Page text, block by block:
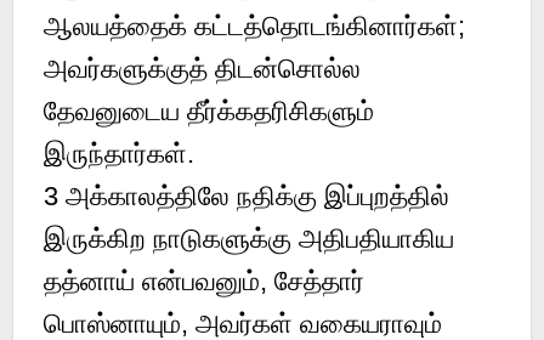
ஆலயத்தைக் கட்டத்தொடங்கினார்கள்;
அவர்களுக்குத் திடன்சொல்ல
தேவனுடைய தீர்க்கதரிசிகளும்
இருந்தார்கள்.
3 அக்காலத்திலே நதிக்கு இப்புறத்தில்
இருக்கிற நாடுகளுக்கு அதிபதியாகிய
தத்னாய் என்பவனும், சேத்தார்
பொஸ்னாயும், அவர்கள் வகையராவும்